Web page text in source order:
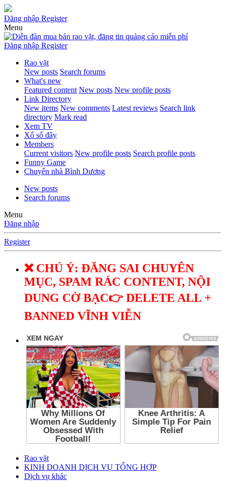
Đăng nhập Register
Menu
Đăng nhập Register
Rao vặt
New posts Search forums
What's new
Featured content New posts New profile posts
Link Directory
New items New comments Latest reviews Search link
directory Mark read
Xem TV
Xổ số đây
Members
Current visitors New profile posts Search profile posts
Funny Game
Chuyển nhà Bình Dương
New posts
Search forums
Menu
Đăng nhập
Register
❌ CHÚ Ý: ĐĂNG SAI CHUYÊN
MỤC, SPAM RÁC CONTENT, NỘI
DUNG CỜ BẠC👉 DELETE ALL +
BANNED VĨNH VIỄN
Rao vặt
KINH DOANH DỊCH VỤ TỔNG HỢP
Dịch vụ khác